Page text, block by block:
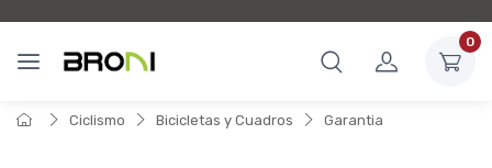
0
Ciclismo Bicicletas y Cuadros Garantia